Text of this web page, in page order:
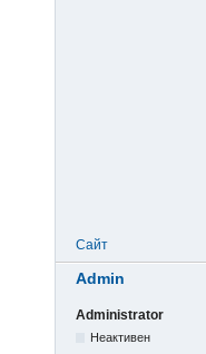
Сайт
Admin
Administrator
Неактивен